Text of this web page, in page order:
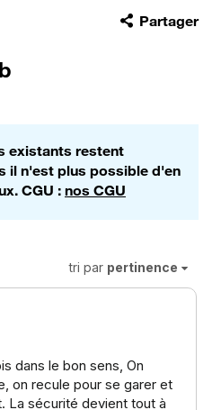
Partager
existants restent
il n'est plus possible d'en
CGU : nos CGU